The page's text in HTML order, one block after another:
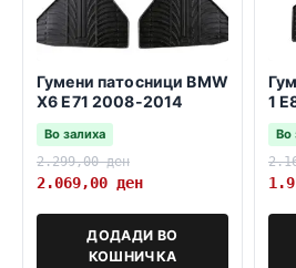
Гумени патосници BMW
X6 E71 2008-2014
Во залиха
2.299,00ден
2.069,00 ден
ДОДАДИ ВО
КОШНИЧКА
1
Во